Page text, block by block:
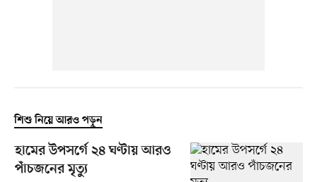
শিশু নিয়ে আরও পড়ুন
হামের উপসর্গে ২৪ ঘণ্টায় আরও
পাঁচজনের মৃত্যু